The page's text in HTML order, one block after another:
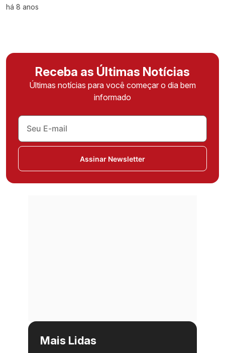
há 8 anos
Receba as Últimas Notícias
Últimas notícias para você começar o dia bem
informado
Assinar Newsletter
Mais Lidas